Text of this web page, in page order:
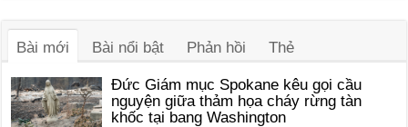
âm
Bài mới Bài nổi bật Phản hồi Thẻ
Đức Giám mục Spokane kêu gọi cầu
nguyện giữa thảm họa cháy rừng tàn
khốc tại bang Washington